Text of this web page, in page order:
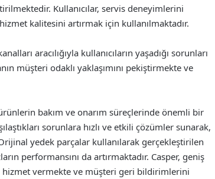
Kullanıcılar, servis deneyimlerini
kalitesini artırmak için kullanılmaktadır.
aracılığıyla kullanıcıların yaşadığı sorunları
müşteri odaklı yaklaşımını pekiştirmekte ve
bakım ve onarım süreçlerinde önemli bir
sorunlara hızlı ve etkili çözümler sunarak,
yedek parçalar kullanılarak gerçekleştirilen
performansını da artırmaktadır. Casper, geniş
hizmet vermekte ve müşteri geri bildirimlerini